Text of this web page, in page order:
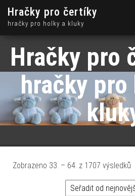
Hračky pro čertíky
hračky pro holky a kluky
Hračky pro
hračky pro
Zobrazeno 33. – 64. z 1707 výsledků